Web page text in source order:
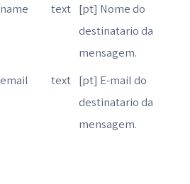
text [pt] Nome do
destinatario da
mensagem.
text [pt] E-mail do
destinatario da
mensagem.